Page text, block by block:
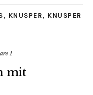
, KNUSPER, KNUSPER
1
mit